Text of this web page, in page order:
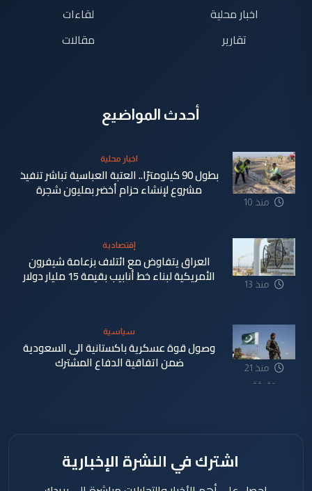
اخبار محلية
تقارير
لقاءات
مقالات
أحدث المواضيع
منذ 10
اخبار محلية
بطول 90 كيلومترًا.. العتبة العباسية تباشر تنفيذ
مشروع لإنشاء حزام أخضر بمليون شجرة
منذ 13
إقتصادية
العراق يتفاوض مع ائتلاف بزعامة شيفرون
الأمريكية لبناء خط أنابيب بقيمة 15 مليار دولار
منذ 21
دقيقة
سياسية
وصول قوة عسكرية باكستانية الى السعودية
ضمن اتفاقية الدفاع المشترك
اشترك في النشرة الإخبارية